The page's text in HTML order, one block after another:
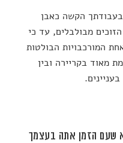
הקשה כאבן
מבולבלים, עד כי
המורכבויות הבולטות
מאוד בקריירה ובין
שעם הזמן אתה בעצמך